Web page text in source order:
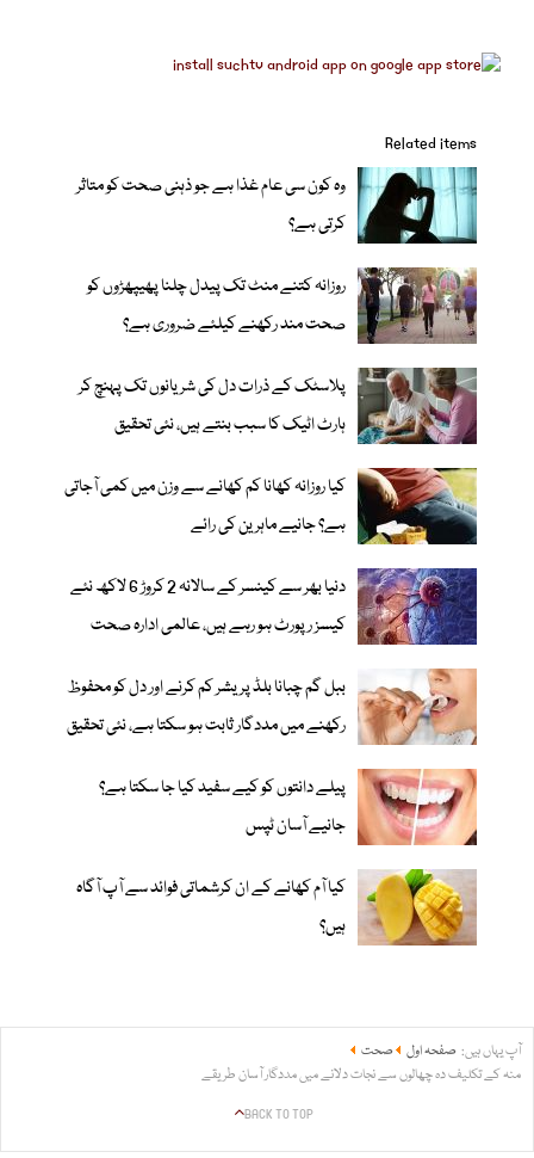
Related items
وہ کون سی عام غذا ہے جو ذہنی صحت کو متاثر
کرتی ہے؟
روزانہ کتنے منٹ تک پیدل چلنا پھیپھڑوں کو
صحت مند رکھنے کیلئے ضروری ہے؟
پلاسٹک کے ذرات دل کی شریانوں تک پہنچ کر
ہارٹ اٹیک کا سبب بنتے ہیں، نئی تحقیق
کیا روزانہ کھانا کم کھانے سے وزن میں کمی آجاتی
ہے؟ جانیے ماہرین کی رائے
دنیا بھر سے کینسر کے سالانہ 2 کروڑ 6 لاکھ نئے
کیسز رپورٹ ہو رہے ہیں، عالمی ادارہ صحت
ببل گم چبانا بلڈ پریشر کم کرنے اور دل کو محفوظ
رکھنے میں مددگار ثابت ہو سکتا ہے، نئی تحقیق
پیلے دانتوں کو کیے سفید کیا جا سکتا ہے؟
جانیے آسان ٹپس
کیا آم کھانے کے ان کرشماتی فوائد سے آپ آگاہ
ہیں؟
آپ یہاں ہیں: صفحہ اول
صحت
منہ کے تکلیف دہ چھالوں سے نجات دلانے میں مددگار آسان طریقے
BACK TO TOP